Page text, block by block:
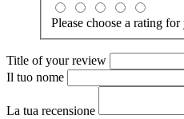
Please choose a rating
Title of your review
Il tuo nome
La tua recensione